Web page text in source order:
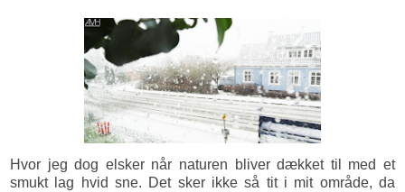
Hvor jeg dog elsker når naturen bliver dækket til med et
smukt lag hvid sne. Det sker ikke så tit i mit område, da